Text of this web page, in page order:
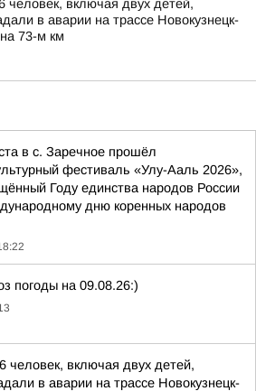
человек, включая двух детей,
в аварии на трассе Новокузнецк-
73-м км
в с. Заречное прошёл
фестиваль «Улу-Ааль 2026»,
Году единства народов России
дню коренных народов
погоды на 09.08.26:)
человек, включая двух детей,
в аварии на трассе Новокузнецк-